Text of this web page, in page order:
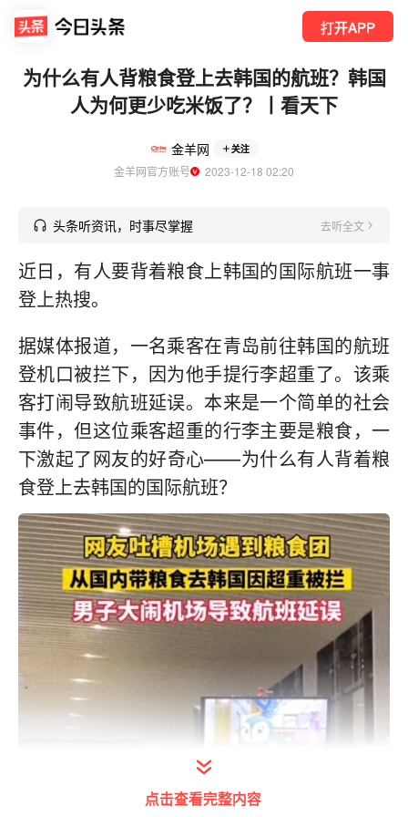
打开APP
为什么有人背粮食登上去韩国的航班？韩国
人为何更少吃米饭了？丨看天下
金羊网 关注
金羊网官方账号
  2023-12-18 02:20
头条听资讯，时事尽掌握 去听全文
近日，有人要背着粮食上韩国的国际航班一事
登上热搜。
据媒体报道，一名乘客在青岛前往韩国的航班
登机口被拦下，因为他手提行李超重了。该乘
客打闹导致航班延误。本来是一个简单的社会
事件，但这位乘客超重的行李主要是粮食，一
下激起了网友的好奇心——为什么有人背着粮
食登上去韩国的国际航班？
点击查看完整内容